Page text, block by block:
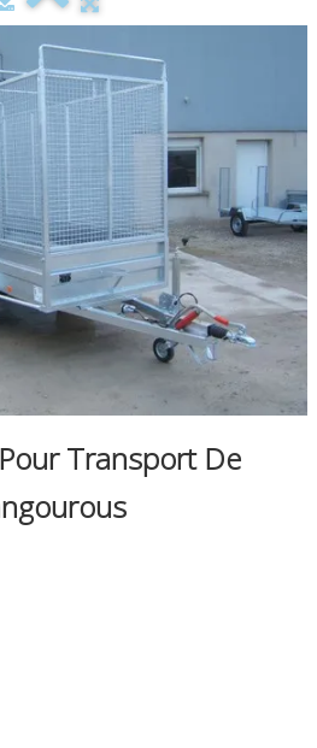
Transport De